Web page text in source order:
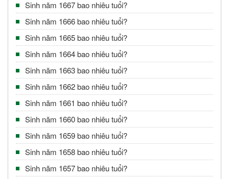
Sinh năm 1667 bao nhiêu tuổi?
Sinh năm 1666 bao nhiêu tuổi?
Sinh năm 1665 bao nhiêu tuổi?
Sinh năm 1664 bao nhiêu tuổi?
Sinh năm 1663 bao nhiêu tuổi?
Sinh năm 1662 bao nhiêu tuổi?
Sinh năm 1661 bao nhiêu tuổi?
Sinh năm 1660 bao nhiêu tuổi?
Sinh năm 1659 bao nhiêu tuổi?
Sinh năm 1658 bao nhiêu tuổi?
Sinh năm 1657 bao nhiêu tuổi?